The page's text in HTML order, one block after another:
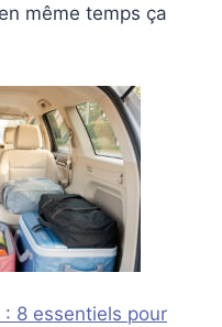
même temps ça
8 essentiels pour